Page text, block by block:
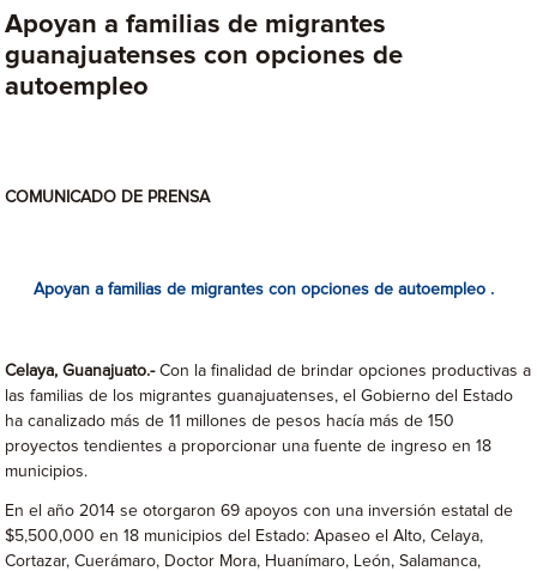
Apoyan a familias de migrantes
guanajuatenses con opciones de
autoempleo
COMUNICADO DE PRENSA
Apoyan a familias de migrantes con opciones de autoempleo .
Celaya, Guanajuato.-Con la finalidad de brindar opciones productivas a
las familias de los migrantes guanajuatenses, el Gobierno del Estado
ha canalizado más de 11 millones de pesos hacía más de 150
proyectos tendientes a proporcionar una fuente de ingreso en 18
municipios.
En el año 2014 se otorgaron 69 apoyos con una inversión estatal de
$5,500,000 en 18 municipios del Estado: Apaseo el Alto, Celaya,
Cortazar, Cuerámaro, Doctor Mora, Huanímaro, León, Salamanca,